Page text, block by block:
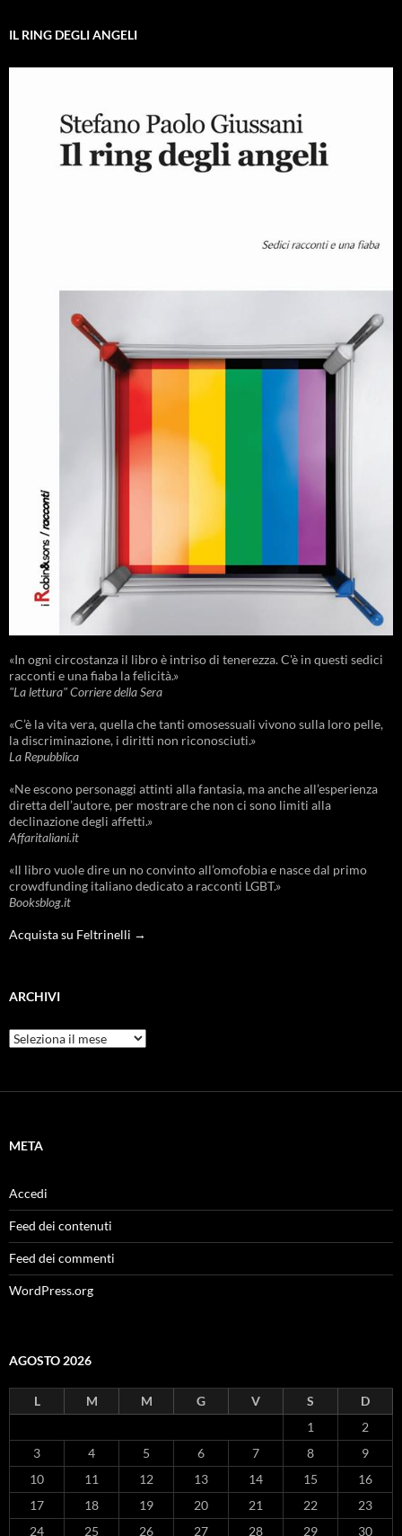
IL RING DEGLI ANGELI
«In ogni circostanza il libro è intriso di tenerezza. C'è in questi sedici
racconti e una fiaba la felicità.»
"La lettura" Corriere della Sera
«C’è la vita vera, quella che tanti omosessuali vivono sulla loro pelle,
la discriminazione, i diritti non riconosciuti.»
La Repubblica
«Ne escono personaggi attinti alla fantasia, ma anche all’esperienza
diretta dell’autore, per mostrare che non ci sono limiti alla
declinazione degli affetti.»
Affaritaliani.it
«Il libro vuole dire un no convinto all’omofobia e nasce dal primo
crowdfunding italiano dedicato a racconti LGBT.»
Booksblog.it
Acquista su Feltrinelli →
ARCHIVI
Archivi
META
Accedi
Feed dei contenuti
Feed dei commenti
WordPress.org
AGOSTO 2026
L M M G V S
D
1
2
3
4 5 6 7 8
9
10
11 12 13 14 15
16
17
18 19 20 21 22
23
24
25 26 27 28 29 30